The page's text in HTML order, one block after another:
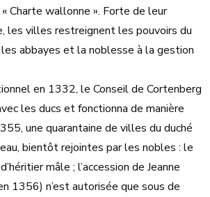
Charte wallonne ». Forte de leur
les villes restreignent les pouvoirs du
abbayes et la noblesse à la gestion
en 1332, le Conseil de Cortenberg
les ducs et fonctionna de manière
une quarantaine de villes du duché
bientôt rejointes par les nobles : le
mâle ; l’accession de Jeanne
1356) n’est autorisée que sous de